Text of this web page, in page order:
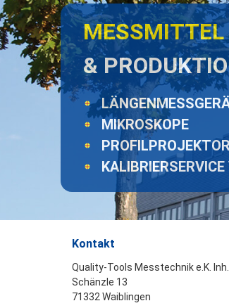
MESSMITTEL
&
MIKROSKOPE
Kontakt
Quality-Tools Messtechnik e.K.
Schänzle 13
71332 Waiblingen